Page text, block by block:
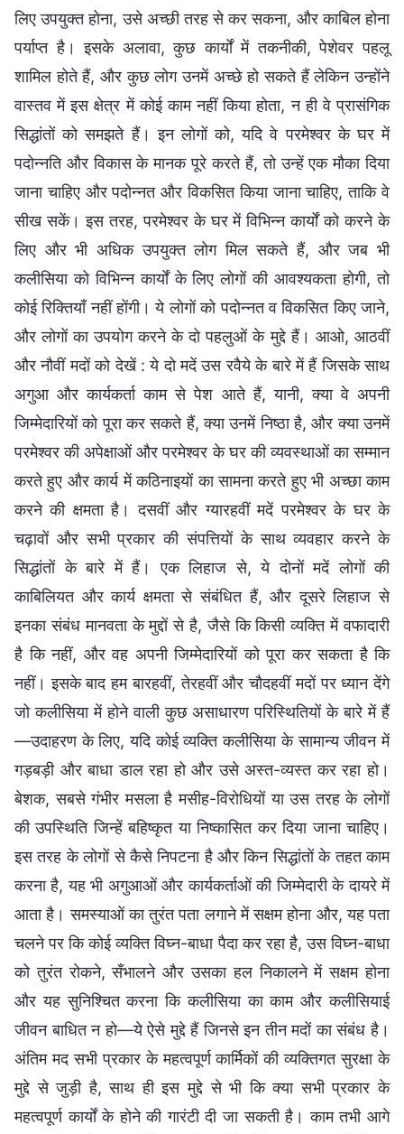
लिए उपयुक्त होना, उसे अच्छी तरह से कर सकना, और काबिल होना
पर्याप्त है। इसके अलावा, कुछ कार्यों में तकनीकी, पेशेवर पहलू
शामिल होते हैं, और कुछ लोग उनमें अच्छे हो सकते हैं लेकिन उन्होंने
वास्तव में इस क्षेत्र में कोई काम नहीं किया होता, न ही वे प्रासंगिक
सिद्धांतों को समझते हैं। इन लोगों को, यदि वे परमेश्वर के घर में
पदोन्नति और विकास के मानक पूरे करते हैं, तो उन्हें एक मौका दिया
जाना चाहिए और पदोन्नत और विकसित किया जाना चाहिए, ताकि वे
सीख सकें। इस तरह, परमेश्वर के घर में विभिन्न कार्यों को करने के
लिए और भी अधिक उपयुक्त लोग मिल सकते हैं, और जब भी
कलीसिया को विभिन्न कार्यों के लिए लोगों की आवश्यकता होगी, तो
कोई रिक्तियाँ नहीं होंगी। ये लोगों को पदोन्नत व विकसित किए जाने,
और लोगों का उपयोग करने के दो पहलुओं के मुद्दे हैं। आओ, आठवीं
और नौवीं मदों को देखें : ये दो मदें उस रवैये के बारे में हैं जिसके साथ
अगुआ और कार्यकर्ता काम से पेश आते हैं, यानी, क्या वे अपनी
जिम्मेदारियों को पूरा कर सकते हैं, क्या उनमें निष्ठा है, और क्या उनमें
परमेश्वर की अपेक्षाओं और परमेश्वर के घर की व्यवस्थाओं का सम्मान
करते हुए और कार्य में कठिनाइयों का सामना करते हुए भी अच्छा काम
करने की क्षमता है। दसवीं और ग्यारहवीं मदें परमेश्वर के घर के
चढ़ावों और सभी प्रकार की संपत्तियों के साथ व्यवहार करने के
सिद्धांतों के बारे में हैं। एक लिहाज से, ये दोनों मदें लोगों की
काबिलियत और कार्य क्षमता से संबंधित हैं, और दूसरे लिहाज से
इनका संबंध मानवता के मुद्दों से है, जैसे कि किसी व्यक्ति में वफादारी
है कि नहीं, और वह अपनी जिम्मेदारियों को पूरा कर सकता है कि
नहीं। इसके बाद हम बारहवीं, तेरहवीं और चौदहवीं मदों पर ध्यान देंगे
जो कलीसिया में होने वाली कुछ असाधारण परिस्थितियों के बारे में हैं
—उदाहरण के लिए, यदि कोई व्यक्ति कलीसिया के सामान्य जीवन में
गड़बड़ी और बाधा डाल रहा हो और उसे अस्त-व्यस्त कर रहा हो।
बेशक, सबसे गंभीर मसला है मसीह-विरोधियों या उस तरह के लोगों
की उपस्थिति जिन्हें बहिष्कृत या निष्कासित कर दिया जाना चाहिए।
इस तरह के लोगों से कैसे निपटना है और किन सिद्धांतों के तहत काम
करना है, यह भी अगुआओं और कार्यकर्ताओं की जिम्मेदारी के दायरे में
आता है। समस्याओं का तुरंत पता लगाने में सक्षम होना और, यह पता
चलने पर कि कोई व्यक्ति विघ्न-बाधा पैदा कर रहा है, उस विघ्न-बाधा
को तुरंत रोकने, सँभालने और उसका हल निकालने में सक्षम होना
और यह सुनिश्चित करना कि कलीसिया का काम और कलीसियाई
जीवन बाधित न हो—ये ऐसे मुद्दे हैं जिनसे इन तीन मदों का संबंध है।
अंतिम मद सभी प्रकार के महत्वपूर्ण कार्मिकों की व्यक्तिगत सुरक्षा के
मुद्दे से जुड़ी है, साथ ही इस मुद्दे से भी कि क्या सभी प्रकार के
महत्वपूर्ण कार्यों के होने की गारंटी दी जा सकती है। काम तभी आगे